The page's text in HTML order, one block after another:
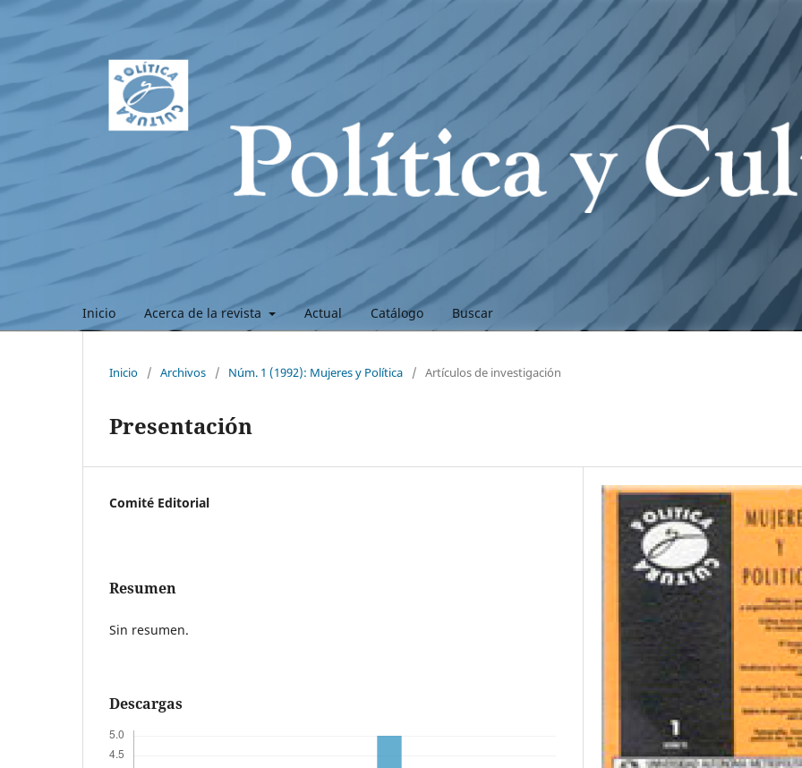
Inicio Acerca de la revista Actual Catálogo Buscar
Inicio / Archivos / Núm. 1 (1992): Mujeres y Política / Artículos de investigación
Presentación
Comité Editorial
Resumen
Sin resumen.
Descargas